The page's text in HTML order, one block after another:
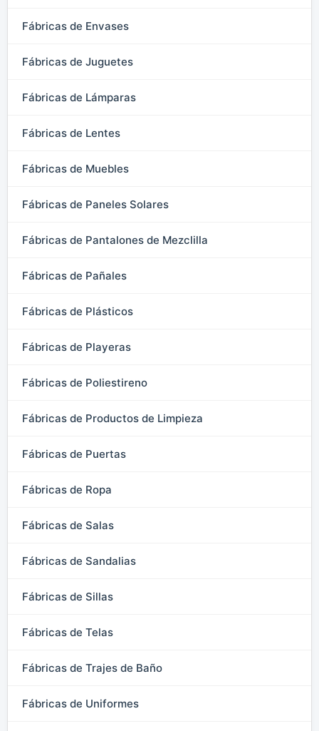
Fábricas de Envases
Fábricas de Juguetes
Fábricas de Lámparas
Fábricas de Lentes
Fábricas de Muebles
Fábricas de Paneles Solares
Fábricas de Pantalones de Mezclilla
Fábricas de Pañales
Fábricas de Plásticos
Fábricas de Playeras
Fábricas de Poliestireno
Fábricas de Productos de Limpieza
Fábricas de Puertas
Fábricas de Ropa
Fábricas de Salas
Fábricas de Sandalias
Fábricas de Sillas
Fábricas de Telas
Fábricas de Trajes de Baño
Fábricas de Uniformes